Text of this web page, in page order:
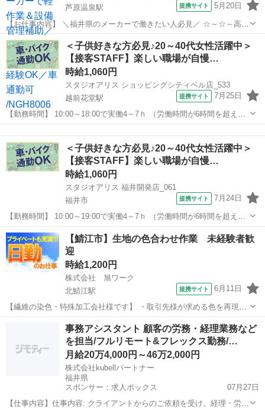
芦原温泉駅
提携サイト 5月20日
【お仕事内容】 ＼福井県のメーカーで働きたい人必見／ ☆～☆～高時
給1,850円～☆～☆ ★日勤のみ×土日祝休み！★ ■仕事内容 （雇入れ直
後） 大手製薬メーカーでのサポート業務をお任せします。 ・試薬や備
品の受入・在庫...
福井 あわら市 芦原温泉駅 その他
＜子供好きな方必見♪20～40代女性活躍中＞
【接客STAFF】楽しい職場が自慢…
時給1,060円
スタジオアリス ショッピングシティベル店_533
越前花堂駅
提携サイト 7月25日
【勤務時間】 10:00～18:00で実働4～7ｈ （労働時間が6時間を超えた
場合の休憩時間は法定通り） ◆土日含む週2日～・1日4ｈ～OK ◎残業
なし ◆シフトは毎月15日頃までに翌1ヵ月の 勤務不可日をスマホで
申告♪...
＜子供好きな方必見♪20～40代女性活躍中＞
【接客STAFF】楽しい職場が自慢…
時給1,060円
スタジオアリス 福井開発店_061
福井市
提携サイト 7月24日
【勤務時間】 10:00～19:00で実働4～7ｈ （労働時間が6時間を超えた
場合の休憩時間は法定通り） ◆土日含む週2日～・1日4ｈ～OK ◎残業
なし ◆シフトは毎月15日頃までに翌1ヵ月の 勤務不可日をスマホで
申告♪...
福井 福井市 その他
【鯖江市】生地の色合わせ作業 未経験者歓
迎
時給1,200円
株式会社 旭ワーク
北鯖江駅
提携サイト 6月11日
【繊維の染色・特殊加工会社様です】 ・取引先様が求める色を再現す
るため、専用の色合わせシステムを使用し、 自動調液装置でその配
合にあった染料の調合 ・試験染色を行い、実際に生地を染めて色見を
確認する作業 ・物理特性試...
鯖江市 北鯖江駅 その他
事務アシスタント 顧客の労務・経理業務など
を担当/フルリモート&フレックス勤務/…
月給20万4,000円～46万2,000円
株式会社kubellパートナー
福井県
スポンサー：求人ボックス
07月27日
【仕事内容】仕事内容: クライアントからのご依頼を受け、経理・労務